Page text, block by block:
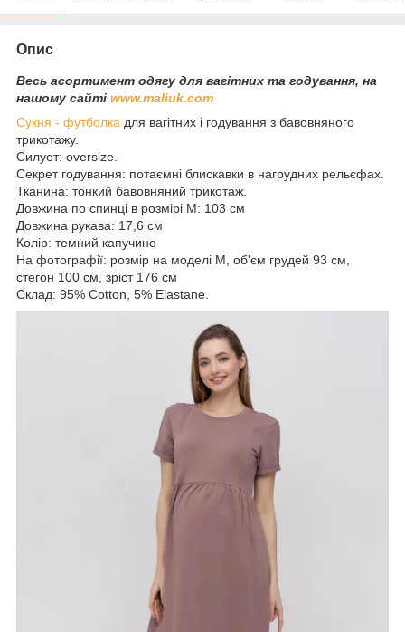
Опис
Весь асортимент одягу для вагітних та годування, на
нашому сайті www.maliuk.com
Сукня - футболка для вагітних і годування з бавовняного
трикотажу.
Силует: oversize.
Секрет годування: потаємні блискавки в нагрудних рельєфах.
Тканина: тонкий бавовняний трикотаж.
Довжина по спинці в розмірі М: 103 см
Довжина рукава: 17,6 см
Колір: темний капучино
На фотографії: розмір на моделі М, об'єм грудей 93 см,
стегон 100 см, зріст 176 см
Склад: 95% Cotton, 5% Elastane.